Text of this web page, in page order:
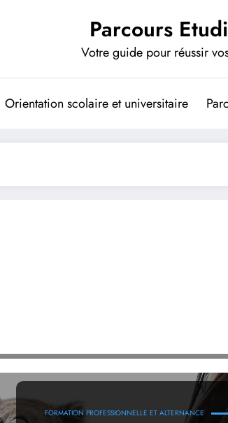
Parcours
Votre guide pour réussir
Orientation scolaire et universitaire
FORMATION PROFESSIONNELLE ET ALTERNANCE